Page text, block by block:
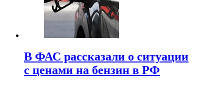
В ФАС рассказали о ситуации
с ценами на бензин в РФ